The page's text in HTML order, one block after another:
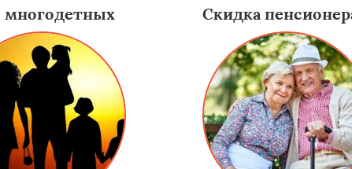
многодетных Скидка